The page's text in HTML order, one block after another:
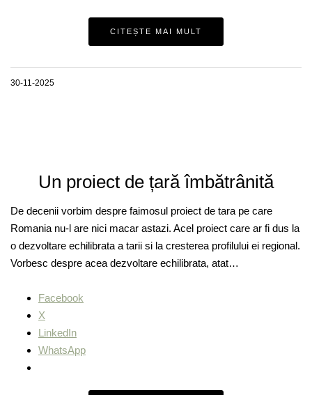
CITEȘTE MAI MULT
30-11-2025
Un proiect de țară îmbătrânită
De decenii vorbim despre faimosul proiect de tara pe care
Romania nu-l are nici macar astazi. Acel proiect care ar fi dus la
o dezvoltare echilibrata a tarii si la cresterea profilului ei regional.
Vorbesc despre acea dezvoltare echilibrata, atat…
Facebook
X
LinkedIn
WhatsApp